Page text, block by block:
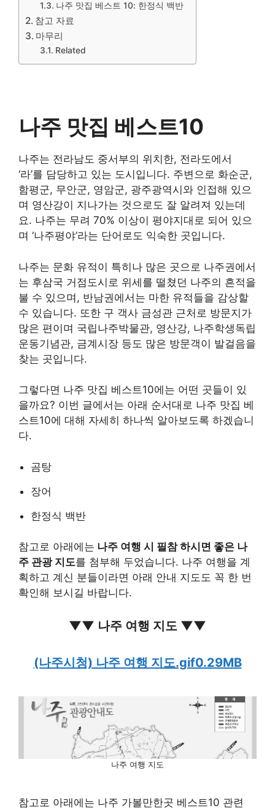
나주 맛집 베스트 10: 한정식 백반
참고 자료
마무리
Related
나주 맛집 베스트10
나주는 전라남도 중서부의 위치한, 전라도에서
‘라’를 담당하고 있는 도시입니다. 주변으로 화순군,
함평군, 무안군, 영암군, 광주광역시와 인접해 있으
며 영산강이 지나가는 것으로도 잘 알려져 있는데
요. 나주는 무려 70% 이상이 평야지대로 되어 있으
며 ‘나주평야’라는 단어로도 익숙한 곳입니다.
나주는 문화 유적이 특히나 많은 곳으로 나주권에서
는 후삼국 거점도시로 위세를 떨쳤던 나주의 흔적을
불 수 있으며, 반남권에서는 마한 유적들을 감상할
수 있습니다. 또한 구 객사 금성관 근처로 방문지가
많은 편이며 국립나주박물관, 영산강, 나주학생독립
운동기념관, 금계시장 등도 많은 방문객이 발걸음을
찾는 곳입니다.
그렇다면 나주 맛집 베스트10에는 어떤 곳들이 있
을까요? 이번 글에서는 아래 순서대로 나주 맛집 베
스트10에 대해 자세히 하나씩 알아보도록 하겠습니
다.
곰탕
장어
한정식 백반
참고로 아래에는 나주 여행 시 필참 하시면 좋은 나
주 관광 지도를 첨부해 두었습니다. 나주 여행을 계
획하고 계신 분들이라면 아래 안내 지도도 꼭 한 번
확인해 보시길 바랍니다.
▼▼ 나주 여행 지도 ▼▼
(나주시청) 나주 여행 지도.gif0.29MB
나주 여행 지도
참고로 아래에는 나주 가볼만한곳 베스트10 관련